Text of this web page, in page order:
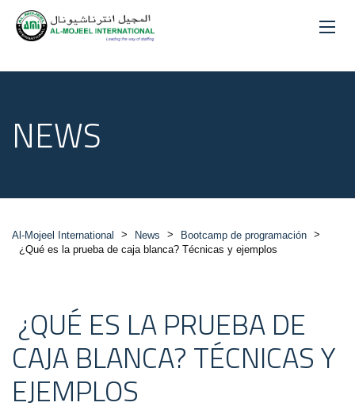
NEWS
Al-Mojeel International > News > Bootcamp de programación >
️ ¿Qué es la prueba de caja blanca? Técnicas y ejemplos
️ ¿QUÉ ES LA PRUEBA DE
CAJA BLANCA? TÉCNICAS Y
EJEMPLOS